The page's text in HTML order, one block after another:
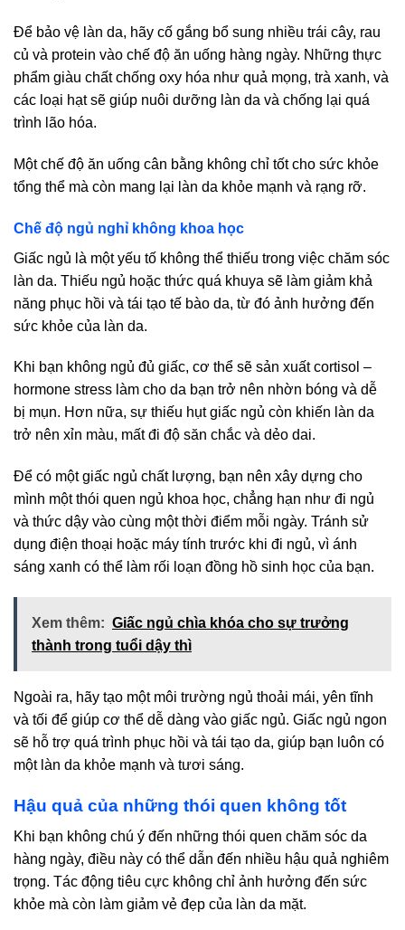
Để bảo vệ làn da, hãy cố gắng bổ sung nhiều trái cây, rau
củ và protein vào chế độ ăn uống hàng ngày. Những thực
phẩm giàu chất chống oxy hóa như quả mọng, trà xanh, và
các loại hạt sẽ giúp nuôi dưỡng làn da và chống lại quá
trình lão hóa.
Một chế độ ăn uống cân bằng không chỉ tốt cho sức khỏe
tổng thể mà còn mang lại làn da khỏe mạnh và rạng rỡ.
Chế độ ngủ nghỉ không khoa học
Giấc ngủ là một yếu tố không thể thiếu trong việc chăm sóc
làn da. Thiếu ngủ hoặc thức quá khuya sẽ làm giảm khả
năng phục hồi và tái tạo tế bào da, từ đó ảnh hưởng đến
sức khỏe của làn da.
Khi bạn không ngủ đủ giấc, cơ thể sẽ sản xuất cortisol –
hormone stress làm cho da bạn trở nên nhờn bóng và dễ
bị mụn. Hơn nữa, sự thiếu hụt giấc ngủ còn khiến làn da
trở nên xỉn màu, mất đi độ săn chắc và dẻo dai.
Để có một giấc ngủ chất lượng, bạn nên xây dựng cho
mình một thói quen ngủ khoa học, chẳng hạn như đi ngủ
và thức dậy vào cùng một thời điểm mỗi ngày. Tránh sử
dụng điện thoại hoặc máy tính trước khi đi ngủ, vì ánh
sáng xanh có thể làm rối loạn đồng hồ sinh học của bạn.
Xem thêm: Giấc ngủ chìa khóa cho sự trưởng
thành trong tuổi dậy thì
Ngoài ra, hãy tạo một môi trường ngủ thoải mái, yên tĩnh
và tối để giúp cơ thể dễ dàng vào giấc ngủ. Giấc ngủ ngon
sẽ hỗ trợ quá trình phục hồi và tái tạo da, giúp bạn luôn có
một làn da khỏe mạnh và tươi sáng.
Hậu quả của những thói quen không tốt
Khi bạn không chú ý đến những thói quen chăm sóc da
hàng ngày, điều này có thể dẫn đến nhiều hậu quả nghiêm
trọng. Tác động tiêu cực không chỉ ảnh hưởng đến sức
khỏe mà còn làm giảm vẻ đẹp của làn da mặt.